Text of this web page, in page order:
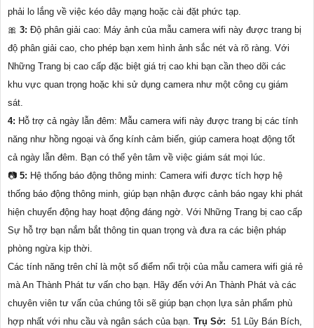
phải lo lắng về việc kéo dây mạng hoặc cài đặt phức tạp.
🎀 3: Độ phân giải cao: Máy ảnh của mẫu camera wifi này được trang bị
độ phân giải cao, cho phép bạn xem hình ảnh sắc nét và rõ ràng. Với
Những Trang bị cao cấp đặc biệt giá trị cao khi bạn cần theo dõi các
khu vực quan trọng hoặc khi sử dụng camera như một công cụ giám
sát.
4: Hỗ trợ cả ngày lẫn đêm: Mẫu camera wifi này được trang bị các tính
năng như hồng ngoại và ống kính cảm biến, giúp camera hoạt động tốt
cả ngày lẫn đêm. Bạn có thể yên tâm về việc giám sát mọi lúc.
📷 5: Hệ thống báo động thông minh: Camera wifi được tích hợp hệ
thống báo động thông minh, giúp bạn nhận được cảnh báo ngay khi phát
hiện chuyển động hay hoạt động đáng ngờ. Với Những Trang bị cao cấp
Sự hỗ trợ bạn nắm bắt thông tin quan trọng và đưa ra các biện pháp
phòng ngừa kịp thời.
Các tính năng trên chỉ là một số điểm nổi trội của mẫu camera wifi giá rẻ
mà An Thành Phát tư vấn cho bạn. Hãy đến với An Thành Phát và các
chuyên viên tư vấn của chúng tôi sẽ giúp bạn chọn lựa sản phẩm phù
hợp nhất với nhu cầu và ngân sách của bạn. Trụ Sở: 51 Lũy Bán Bích,